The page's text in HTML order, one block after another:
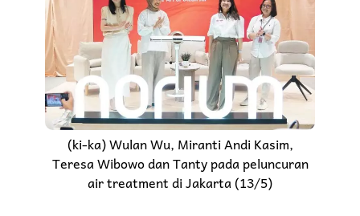
(ki-ka) Wulan Wu, Miranti Andi Kasim,
Teresa Wibowo dan Tanty pada peluncuran
air treatment di Jakarta (13/5)